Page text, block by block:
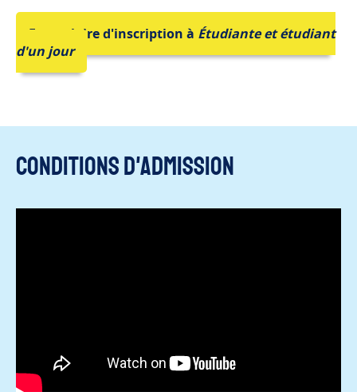
Formulaire d'inscription à Étudiante et étudiant
d'un jour
Conditions d'admission